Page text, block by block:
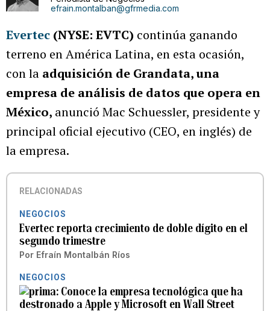
efrain.montalban@gfrmedia.com
Evertec (NYSE: EVTC) continúa ganando
terreno en América Latina, en esta ocasión,
con la adquisición de Grandata, una
empresa de análisis de datos que opera en
México, anunció Mac Schuessler, presidente y
principal oficial ejecutivo (CEO, en inglés) de
la empresa.
RELACIONADAS
NEGOCIOS
Evertec reporta crecimiento de doble dígito en el
segundo trimestre
Por Efraín Montalbán Ríos
NEGOCIOS
Conoce la empresa tecnológica que ha
destronado a Apple y Microsoft en Wall Street